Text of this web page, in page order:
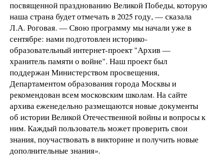
посвященной празднованию Великой Победы, которую
наша страна будет отмечать в 2025 году, — сказала
Л.А. Роговая. — Свою программу мы начали уже в
сентябре: нами подготовлен историко-
образовательный интернет-проект "Архив —
хранитель памяти о войне". Наш проект был
поддержан Министерством просвещения,
Департаментом образования города Москвы и
рекомендован всем московским школам. На сайте
архива еженедельно размещаются новые документы
об истории Великой Отечественной войны и вопросы к
ним. Каждый пользователь может проверить свои
знания, поучаствовать в викторине и получить новые
дополнительные знания».